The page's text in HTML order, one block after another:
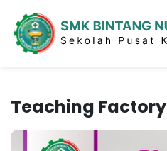
Teaching Factory